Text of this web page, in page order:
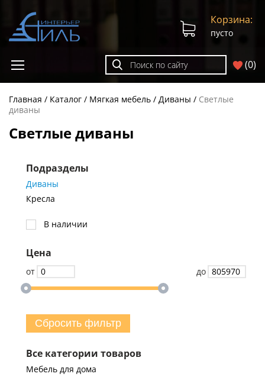
(0)
Корзина:
пусто
Главная Каталог Мягкая мебель Диваны
Светлые
диваны
Светлые диваны
Подразделы
Диваны
Кресла
В наличии
Цена
от до
Сбросить фильтр
Все категории товаров
Мебель для дома